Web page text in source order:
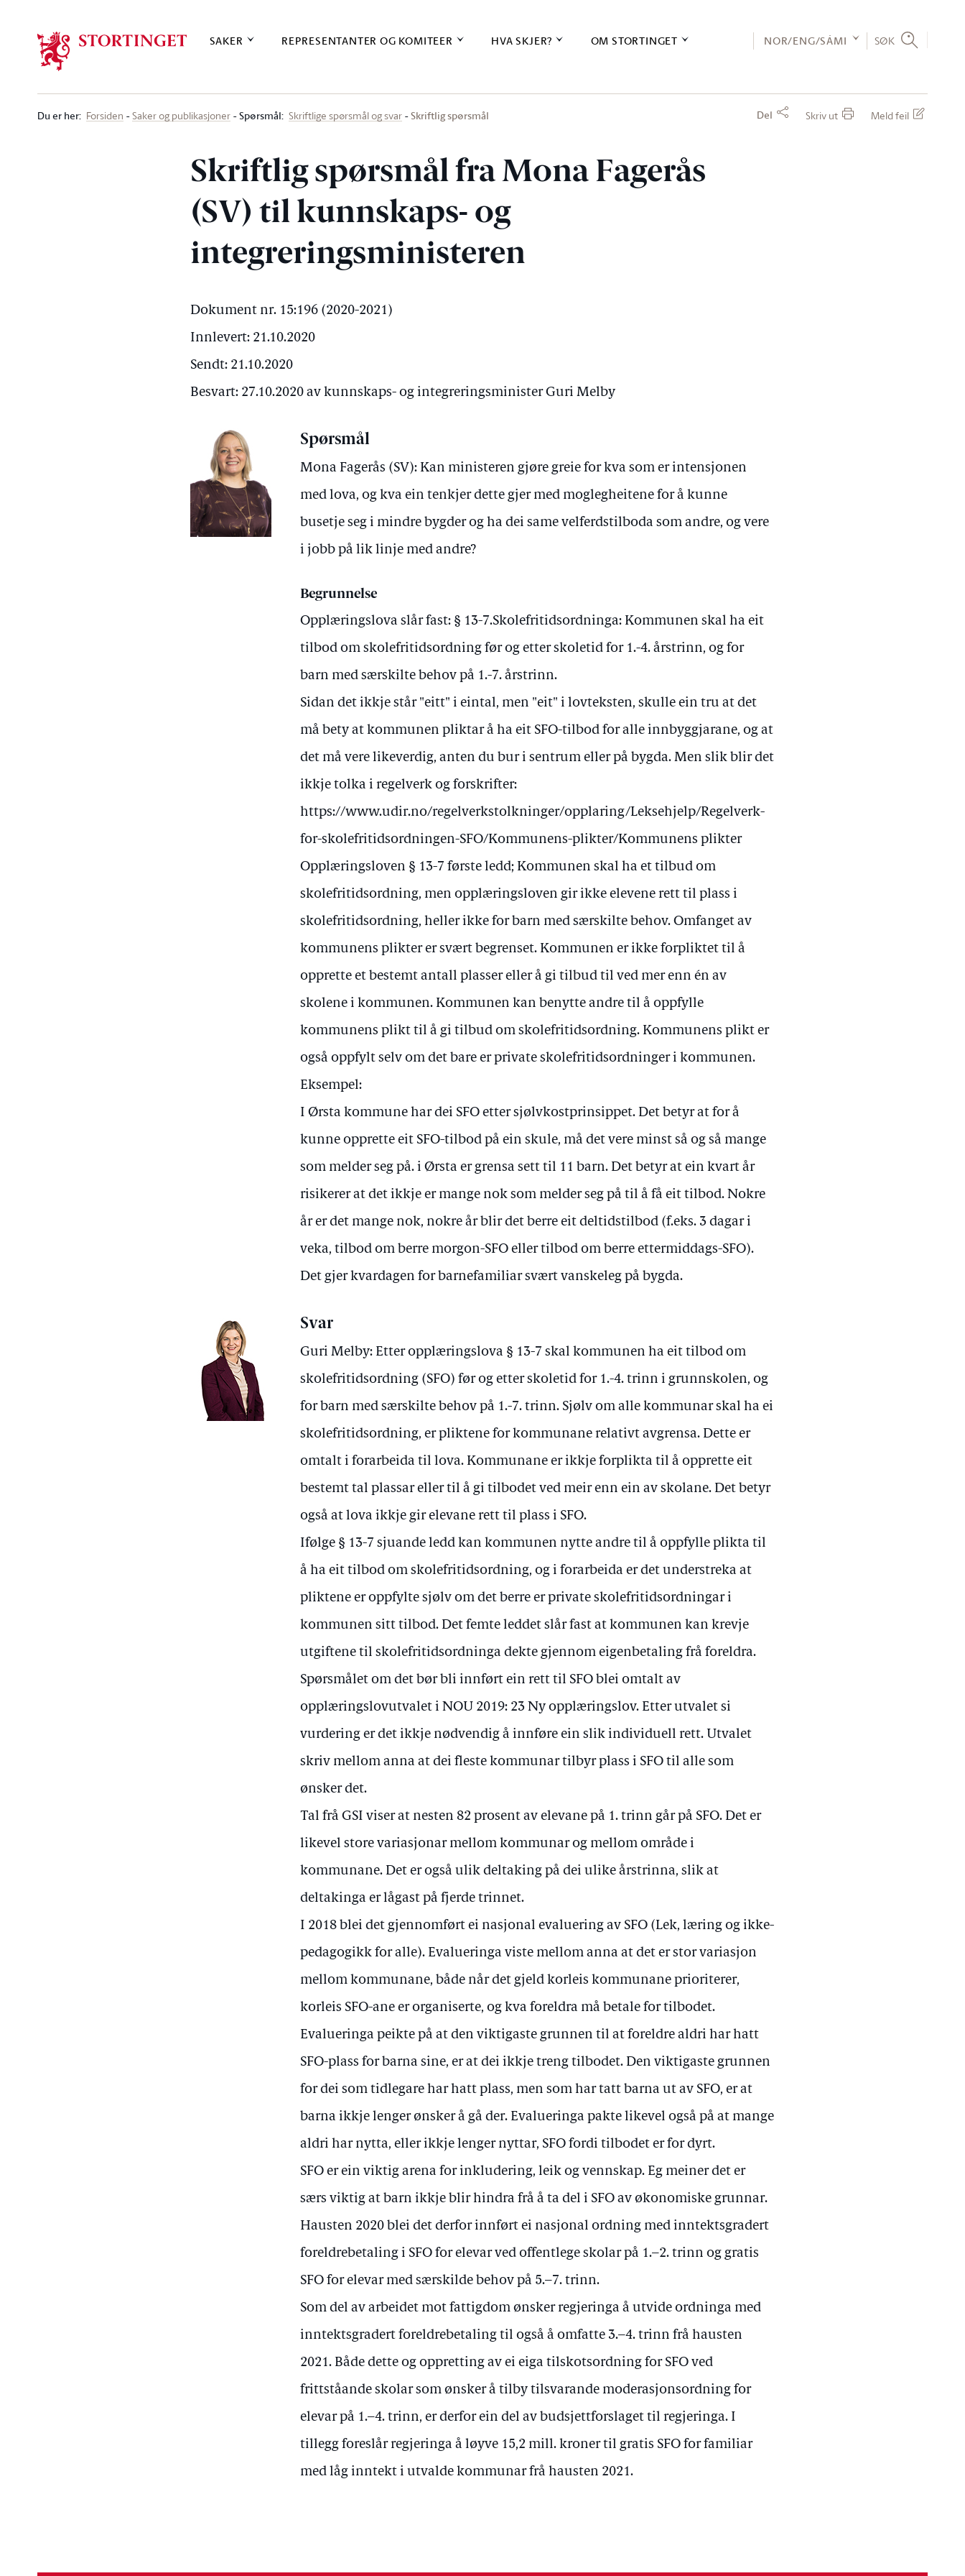
SAKER REPRESENTANTER OG KOMITEER HVA SKJER? OM STORTINGET NOR/ENG/SÁMI SØK
Du er her: Forsiden Saker og publikasjoner Spørsmål: Skriftlige spørsmål og svar Skriftlig spørsmål Del Skriv ut Meld feil
Skriftlig spørsmål fra Mona Fagerås
(SV) til kunnskaps- og
integreringsministeren
Dokument nr. 15:196 (2020-2021)
Innlevert: 21.10.2020
Sendt: 21.10.2020
Besvart: 27.10.2020 av kunnskaps- og integreringsminister Guri Melby
Spørsmål
Mona Fagerås (SV): Kan ministeren gjøre greie for kva som er intensjonen
med lova, og kva ein tenkjer dette gjer med moglegheitene for å kunne
busetje seg i mindre bygder og ha dei same velferdstilboda som andre, og vere
i jobb på lik linje med andre?
Begrunnelse
Opplæringslova slår fast: § 13-7.Skolefritidsordninga: Kommunen skal ha eit
tilbod om skolefritidsordning før og etter skoletid for 1.-4. årstrinn, og for
barn med særskilte behov på 1.-7. årstrinn.
Sidan det ikkje står "eitt" i eintal, men "eit" i lovteksten, skulle ein tru at det
må bety at kommunen pliktar å ha eit SFO-tilbod for alle innbyggjarane, og at
det må vere likeverdig, anten du bur i sentrum eller på bygda. Men slik blir det
ikkje tolka i regelverk og forskrifter:
https://www.udir.no/regelverkstolkninger/opplaring/Leksehjelp/Regelverk-
for-skolefritidsordningen-SFO/Kommunens-plikter/Kommunens plikter
Opplæringsloven § 13-7 første ledd; Kommunen skal ha et tilbud om
skolefritidsordning, men opplæringsloven gir ikke elevene rett til plass i
skolefritidsordning, heller ikke for barn med særskilte behov. Omfanget av
kommunens plikter er svært begrenset. Kommunen er ikke forpliktet til å
opprette et bestemt antall plasser eller å gi tilbud til ved mer enn én av
skolene i kommunen. Kommunen kan benytte andre til å oppfylle
kommunens plikt til å gi tilbud om skolefritidsordning. Kommunens plikt er
også oppfylt selv om det bare er private skolefritidsordninger i kommunen.
Eksempel:
I Ørsta kommune har dei SFO etter sjølvkostprinsippet. Det betyr at for å
kunne opprette eit SFO-tilbod på ein skule, må det vere minst så og så mange
som melder seg på. i Ørsta er grensa sett til 11 barn. Det betyr at ein kvart år
risikerer at det ikkje er mange nok som melder seg på til å få eit tilbod. Nokre
år er det mange nok, nokre år blir det berre eit deltidstilbod (f.eks. 3 dagar i
veka, tilbod om berre morgon-SFO eller tilbod om berre ettermiddags-SFO).
Det gjer kvardagen for barnefamiliar svært vanskeleg på bygda.
Svar
Guri Melby: Etter opplæringslova § 13-7 skal kommunen ha eit tilbod om
skolefritidsordning (SFO) før og etter skoletid for 1.-4. trinn i grunnskolen, og
for barn med særskilte behov på 1.-7. trinn. Sjølv om alle kommunar skal ha ei
skolefritidsordning, er pliktene for kommunane relativt avgrensa. Dette er
omtalt i forarbeida til lova. Kommunane er ikkje forplikta til å opprette eit
bestemt tal plassar eller til å gi tilbodet ved meir enn ein av skolane. Det betyr
også at lova ikkje gir elevane rett til plass i SFO.
Ifølge § 13-7 sjuande ledd kan kommunen nytte andre til å oppfylle plikta til
å ha eit tilbod om skolefritidsordning, og i forarbeida er det understreka at
pliktene er oppfylte sjølv om det berre er private skolefritidsordningar i
kommunen sitt tilbod. Det femte leddet slår fast at kommunen kan krevje
utgiftene til skolefritidsordninga dekte gjennom eigenbetaling frå foreldra.
Spørsmålet om det bør bli innført ein rett til SFO blei omtalt av
opplæringslovutvalet i NOU 2019: 23 Ny opplæringslov. Etter utvalet si
vurdering er det ikkje nødvendig å innføre ein slik individuell rett. Utvalet
skriv mellom anna at dei fleste kommunar tilbyr plass i SFO til alle som
ønsker det.
Tal frå GSI viser at nesten 82 prosent av elevane på 1. trinn går på SFO. Det er
likevel store variasjonar mellom kommunar og mellom område i
kommunane. Det er også ulik deltaking på dei ulike årstrinna, slik at
deltakinga er lågast på fjerde trinnet.
I 2018 blei det gjennomført ei nasjonal evaluering av SFO (Lek, læring og ikke-
pedagogikk for alle). Evalueringa viste mellom anna at det er stor variasjon
mellom kommunane, både når det gjeld korleis kommunane prioriterer,
korleis SFO-ane er organiserte, og kva foreldra må betale for tilbodet.
Evalueringa peikte på at den viktigaste grunnen til at foreldre aldri har hatt
SFO-plass for barna sine, er at dei ikkje treng tilbodet. Den viktigaste grunnen
for dei som tidlegare har hatt plass, men som har tatt barna ut av SFO, er at
barna ikkje lenger ønsker å gå der. Evalueringa pakte likevel også på at mange
aldri har nytta, eller ikkje lenger nyttar, SFO fordi tilbodet er for dyrt.
SFO er ein viktig arena for inkludering, leik og vennskap. Eg meiner det er
særs viktig at barn ikkje blir hindra frå å ta del i SFO av økonomiske grunnar.
Hausten 2020 blei det derfor innført ei nasjonal ordning med inntektsgradert
foreldrebetaling i SFO for elevar ved offentlege skolar på 1.–2. trinn og gratis
SFO for elevar med særskilde behov på 5.–7. trinn.
Som del av arbeidet mot fattigdom ønsker regjeringa å utvide ordninga med
inntektsgradert foreldrebetaling til også å omfatte 3.–4. trinn frå hausten
2021. Både dette og oppretting av ei eiga tilskotsordning for SFO ved
frittståande skolar som ønsker å tilby tilsvarande moderasjonsordning for
elevar på 1.–4. trinn, er derfor ein del av budsjettforslaget til regjeringa. I
tillegg foreslår regjeringa å løyve 15,2 mill. kroner til gratis SFO for familiar
med låg inntekt i utvalde kommunar frå hausten 2021.